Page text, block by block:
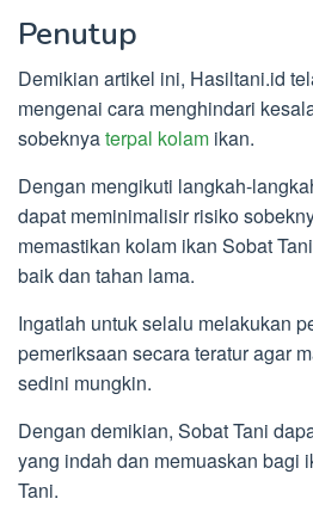
Penutup
Demikian artikel ini, Hasiltani.id
mengenai cara menghindari
sobeknyaterpal kolam ikan.
Dengan mengikuti langkah-
dapat meminimalisir risiko
memastikan kolam ikan Sobat
baik dan tahan lama.
Ingatlah untuk selalu melakukan
pemeriksaan secara teratur agar
sedini mungkin.
Dengan demikian, Sobat Tani
yang indah dan memuaskan bagi
Tani.